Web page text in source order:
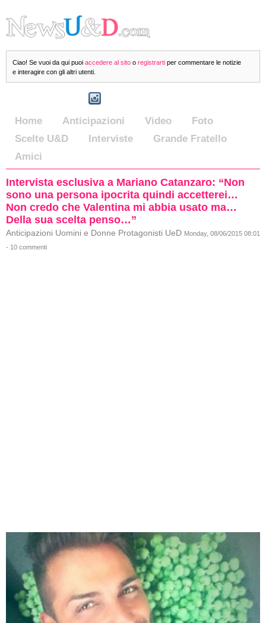
Ciao! Se vuoi da qui puoi accedere al sito o registrarti per commentare le notizie
e interagire con gli altri utenti.
Home Anticipazioni Video
Foto
Scelte U&D
Interviste
Grande Fratello
Amici
Intervista esclusiva a Mariano Catanzaro: “Non
sono una persona ipocrita quindi accetterei…
Non credo che Valentina mi abbia usato ma…
Della sua scelta penso…”
Anticipazioni Uomini e Donne Protagonisti UeD Monday, 08/06/2015 08:01
- 10 commenti